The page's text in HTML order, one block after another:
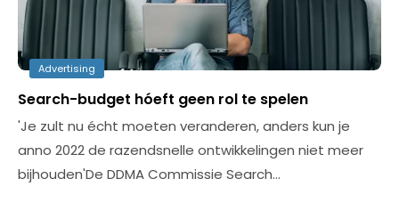
Advertising
Search-budget hóeft geen rol te spelen
'Je zult nu écht moeten veranderen, anders kun je
anno 2022 de razendsnelle ontwikkelingen niet meer
bijhouden'De DDMA Commissie Search…